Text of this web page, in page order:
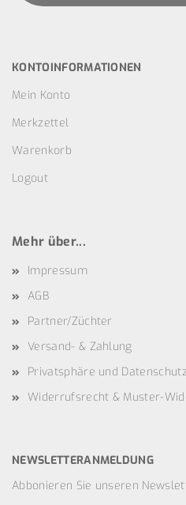
KONTOINFORMATIONEN
Mein Konto
Merkzettel
Warenkorb
Logout
Mehr über...
Impressum
AGB
Partner/Züchter
Versand- & Zahlung
Privatsphäre und Datenschutz
Widerrufsrecht & Muster-
NEWSLETTERANMELDUNG
Abbonieren Sie unseren